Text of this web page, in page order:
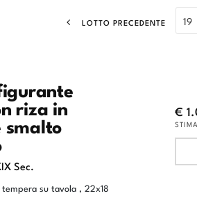
LOTTO PRECEDENTE
riza in
smalto
Sec.
su tavola , 22x18
€
STIMA